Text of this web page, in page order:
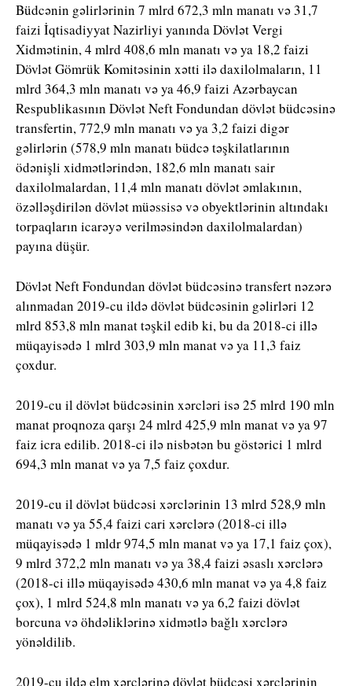
Büdcənin gəlirlərinin 7 mlrd 672,3 mln manatı və 31,7
faizi İqtisadiyyat Nazirliyi yanında Dövlət Vergi
Xidmətinin, 4 mlrd 408,6 mln manatı və ya 18,2 faizi
Dövlət Gömrük Komitəsinin xətti ilə daxilolmaların, 11
mlrd 364,3 mln manatı və ya 46,9 faizi Azərbaycan
Respublikasının Dövlət Neft Fondundan dövlət büdcəsinə
transfertin, 772,9 mln manatı və ya 3,2 faizi digər
gəlirlərin (578,9 mln manatı büdcə təşkilatlarının
ödənişli xidmətlərindən, 182,6 mln manatı sair
daxilolmalardan, 11,4 mln manatı dövlət əmlakının,
özəlləşdirilən dövlət müəssisə və obyektlərinin altındakı
torpaqların icarəyə verilməsindən daxilolmalardan)
payına düşür.
Dövlət Neft Fondundan dövlət büdcəsinə transfert nəzərə
alınmadan 2019-cu ildə dövlət büdcəsinin gəlirləri 12
mlrd 853,8 mln manat təşkil edib ki, bu da 2018-ci illə
müqayisədə 1 mlrd 303,9 mln manat və ya 11,3 faiz
çoxdur.
2019-cu il dövlət büdcəsinin xərcləri isə 25 mlrd 190 mln
manat proqnoza qarşı 24 mlrd 425,9 mln manat və ya 97
faiz icra edilib. 2018-ci ilə nisbətən bu göstərici 1 mlrd
694,3 mln manat və ya 7,5 faiz çoxdur.
2019-cu il dövlət büdcəsi xərclərinin 13 mlrd 528,9 mln
manatı və ya 55,4 faizi cari xərclərə (2018-ci illə
müqayisədə 1 mldr 974,5 mln manat və ya 17,1 faiz çox),
9 mlrd 372,2 mln manatı və ya 38,4 faizi əsaslı xərclərə
(2018-ci illə müqayisədə 430,6 mln manat və ya 4,8 faiz
çox), 1 mlrd 524,8 mln manatı və ya 6,2 faizi dövlət
borcuna və öhdəliklərinə xidmətlə bağlı xərclərə
yönəldilib.
2019-cu ildə elm xərclərinə dövlət büdcəsi xərclərinin